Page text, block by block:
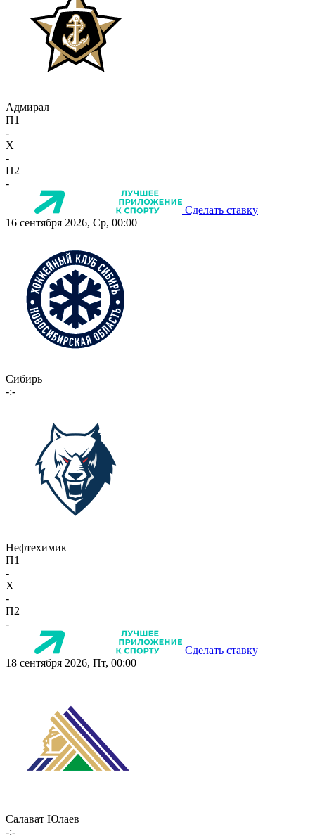
Адмирал
П1
-
X
-
П2
-
Сделать ставку
16 сентября 2026, Ср, 00:00
Сибирь
-:-
Нефтехимик
П1
-
X
-
П2
-
Сделать ставку
18 сентября 2026, Пт, 00:00
Салават Юлаев
-:-